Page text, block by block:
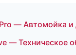
— Автомойка и
— Техническое